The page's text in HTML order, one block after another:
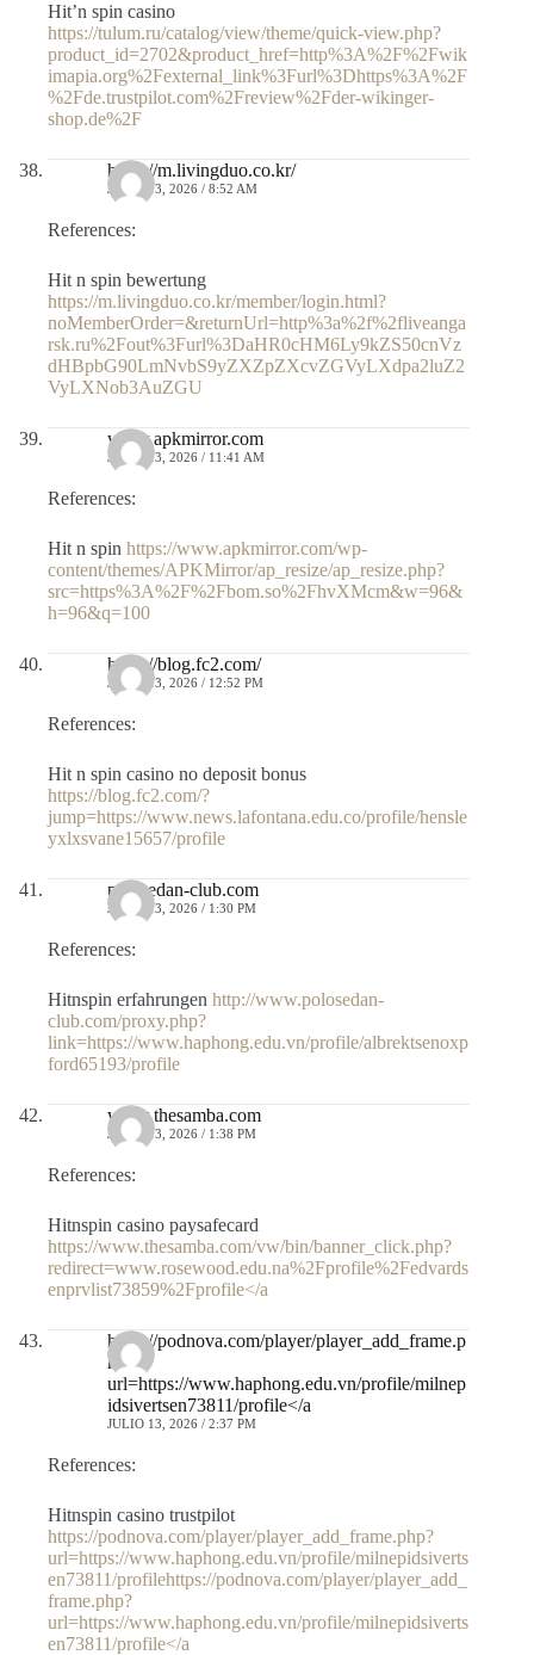
Hit’n spin casino
https://tulum.ru/catalog/view/theme/quick-view.php?
product_id=2702&product_href=http%3A%2F%2Fwik
imapia.org%2Fexternal_link%3Furl%3Dhttps%3A%2F
%2Fde.trustpilot.com%2Freview%2Fder-wikinger-
shop.de%2F
https://m.livingduo.co.kr/
JULIO 13, 2026 / 8:52 AM
References:
Hit n spin bewertung
https://m.livingduo.co.kr/member/login.html?
noMemberOrder=&returnUrl=http%3a%2f%2fliveanga
rsk.ru%2Fout%3Furl%3DaHR0cHM6Ly9kZS50cnVz
dHBpbG90LmNvbS9yZXZpZXcvZGVyLXdpa2luZ2
VyLXNob3AuZGU
www.apkmirror.com
JULIO 13, 2026 / 11:41 AM
References:
Hit n spin https://www.apkmirror.com/wp-
content/themes/APKMirror/ap_resize/ap_resize.php?
src=https%3A%2F%2Fbom.so%2FhvXMcm&w=96&
h=96&q=100
https://blog.fc2.com/
JULIO 13, 2026 / 12:52 PM
References:
Hit n spin casino no deposit bonus
https://blog.fc2.com/?
jump=https://www.news.lafontana.edu.co/profile/hensle
yxlxsvane15657/profile
polosedan-club.com
JULIO 13, 2026 / 1:30 PM
References:
Hitnspin erfahrungen http://www.polosedan-
club.com/proxy.php?
link=https://www.haphong.edu.vn/profile/albrektsenoxp
ford65193/profile
www.thesamba.com
JULIO 13, 2026 / 1:38 PM
References:
Hitnspin casino paysafecard
https://www.thesamba.com/vw/bin/banner_click.php?
redirect=www.rosewood.edu.na%2Fprofile%2Fedvards
enprvlist73859%2Fprofile</a
https://podnova.com/player/player_add_frame.p
hp?
url=https://www.haphong.edu.vn/profile/milnep
idsivertsen73811/profile</a
JULIO 13, 2026 / 2:37 PM
References:
Hitnspin casino trustpilot
https://podnova.com/player/player_add_frame.php?
url=https://www.haphong.edu.vn/profile/milnepidsiverts
en73811/profilehttps://podnova.com/player/player_add_
frame.php?
url=https://www.haphong.edu.vn/profile/milnepidsiverts
en73811/profile</a